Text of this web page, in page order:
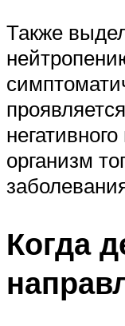
Также
организм
Когда